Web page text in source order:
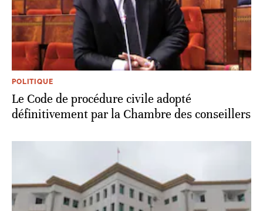
POLITIQUE
Le Code de procédure civile adopté
définitivement par la Chambre des conseillers